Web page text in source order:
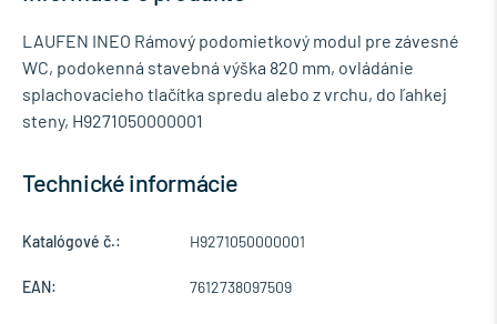
LAUFEN INEO Rámový podomietkový modul pre závesné
WC, podokenná stavebná výška 820 mm, ovládánie
splachovacieho tlačítka spredu alebo z vrchu, do ľahkej
steny, H9271050000001
Technické informácie
Katalógové č.: H9271050000001
EAN: 7612738097509